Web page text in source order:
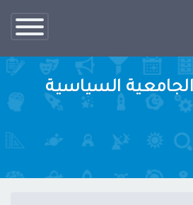
تبديل
الناف
الجامعية السياسية